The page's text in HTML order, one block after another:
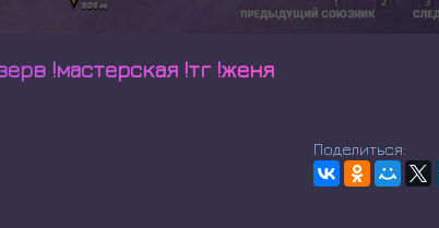
!мастерская !тг !женя
Поделиться: